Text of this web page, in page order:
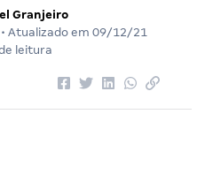
Granjeiro
• Atualizado em 09/12/21
leitura